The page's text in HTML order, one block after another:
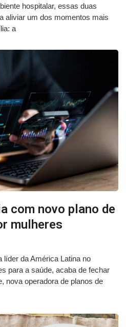
hospitalar, essas duas
aliviar um dos momentos mais
a
com novo plano de
mulheres
líder da América Latina no
para a saúde, acaba de fechar
nova operadora de planos de